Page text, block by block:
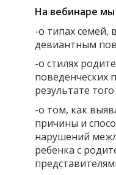
На вебинаре
-о типах семей,
девиантным
-о стилях
поведенческих
результате
-о том, как
причины и
нарушений
ребенка с